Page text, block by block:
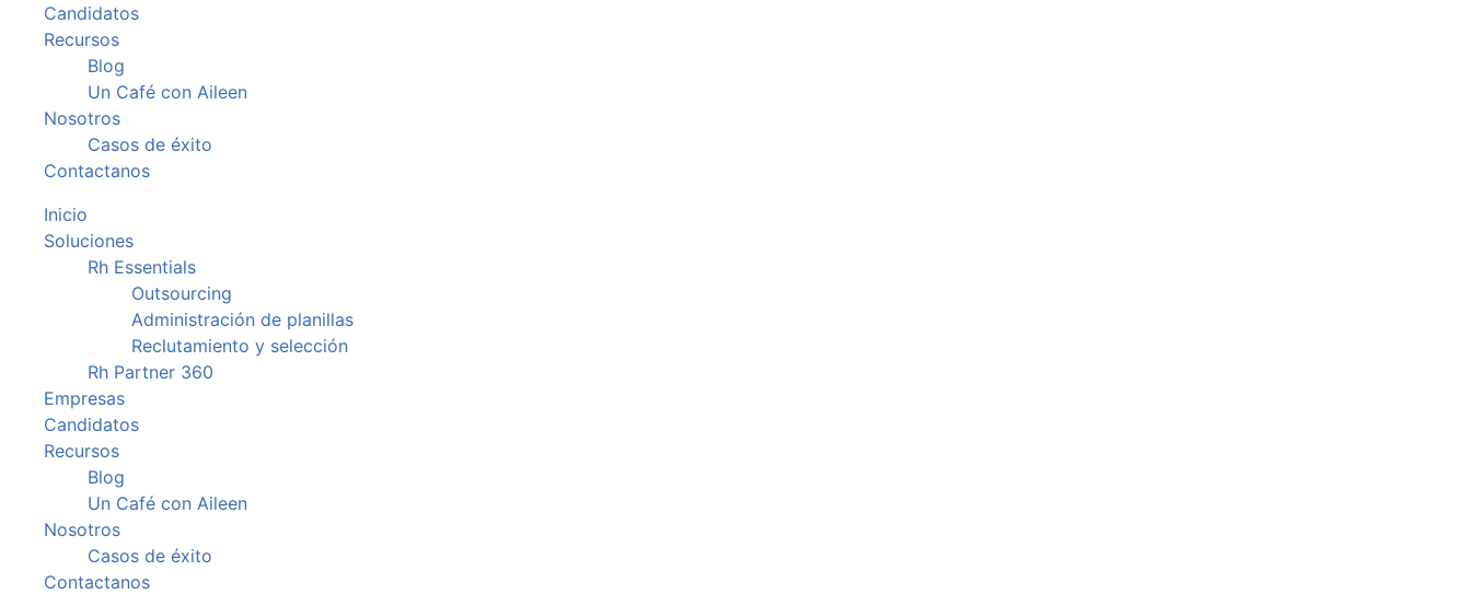
Candidatos
Recursos
Blog
Un Café con Aileen
Nosotros
Casos de éxito
Contactanos
Inicio
Soluciones
Rh Essentials
Outsourcing
Administración de planillas
Reclutamiento y selección
Rh Partner 360
Empresas
Candidatos
Recursos
Blog
Un Café con Aileen
Nosotros
Casos de éxito
Contactanos